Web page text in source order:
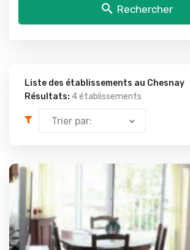
Rechercher
Liste des établissements au Chesnay
Résultats: 4 établissements
Trier par: